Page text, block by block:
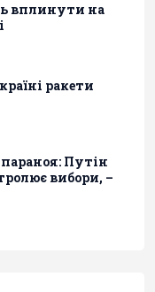
вплинути на
ракети
Путін
вибори, –